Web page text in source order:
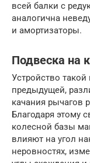
всей балки с
аналогична
и амортизаторы.
Подвеска на
Устройство
предыдущей,
качания рычагов
Благодаря этому
колесной базы
влияют на угол
неровностях,